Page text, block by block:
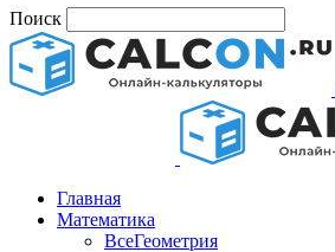
Поиск
Главная
Математика
ВсеГеометрия